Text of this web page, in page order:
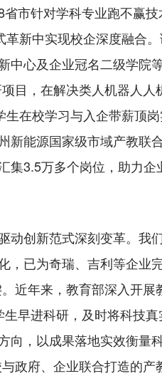
市针对学科专业跑不赢
新中实现校企深度融合
心及企业冠名二级学院
目，在解决类人机器人
在校学习与入企带薪顶
能源国家级市域产教联
3.5万多个岗位，助力
创新范式深刻变革。我
已为奇瑞、吉利等企业
近年来，教育部深入开
早进科研，及时将科技
，以成果落地实效衡量
政府、企业联合打造的